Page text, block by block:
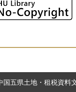
国五県土地・租税資料